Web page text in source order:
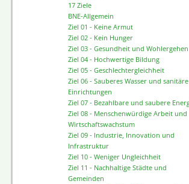
17 Ziele
BNE-Allgemein
Ziel 01 - Keine Armut
Ziel 02 - Kein Hunger
Ziel 03 - Gesundheit und Wohlergehen
Ziel 04 - Hochwertige Bildung
Ziel 05 - Geschlechtergleichheit
Ziel 06 - Sauberes Wasser und sanitäre
Einrichtungen
Ziel 07 - Bezahlbare und saubere
Ziel 08 - Menschenwürdige Arbeit und
Wirtschaftswachstum
Ziel 09 - Industrie, Innovation und
Infrastruktur
Ziel 10 - Weniger Ungleichheit
Ziel 11 - Nachhaltige Städte und
Gemeinden